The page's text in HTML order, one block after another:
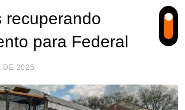
recuperando
para Federal
DE 2025